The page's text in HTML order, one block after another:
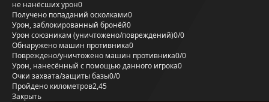
не нанёсших урон0
Получено попаданий осколками0
Урон, заблокированный бронёй0
Урон союзникам (уничтожено/повреждений)0/0
Обнаружено машин противника0
Повреждено/уничтожено машин противника0/0
Урон, нанесённый с помощью данного игрока0
Очки захвата/защиты базы0/0
Пройдено километров2,45
Закрыть